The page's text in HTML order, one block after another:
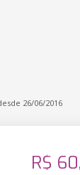
26/06/2016
R$